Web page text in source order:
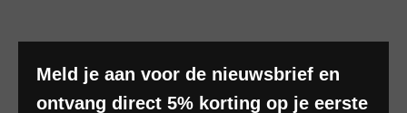
Meld je aan voor de nieuwsbrief en
ontvang direct 5% korting op je eerste